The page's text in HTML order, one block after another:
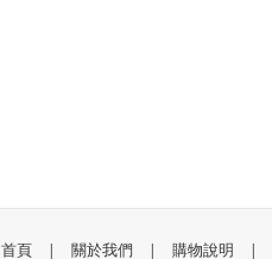
首頁 | 關於我們 | 購物說明 |